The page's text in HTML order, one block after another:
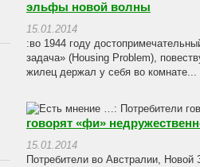
эльфы новой волны
15.01.2014
:во 1944 году
задача» (Housing Problem),
жилец держал у себя во комнате...
говорят «фи»
15.01.2014
Потребители во Австралии,